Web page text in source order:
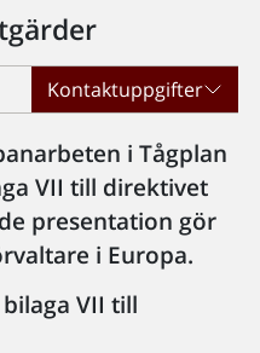
Kontaktuppgifter
i Tågplan
VII till direktivet
presentation gör
i Europa.
VII till